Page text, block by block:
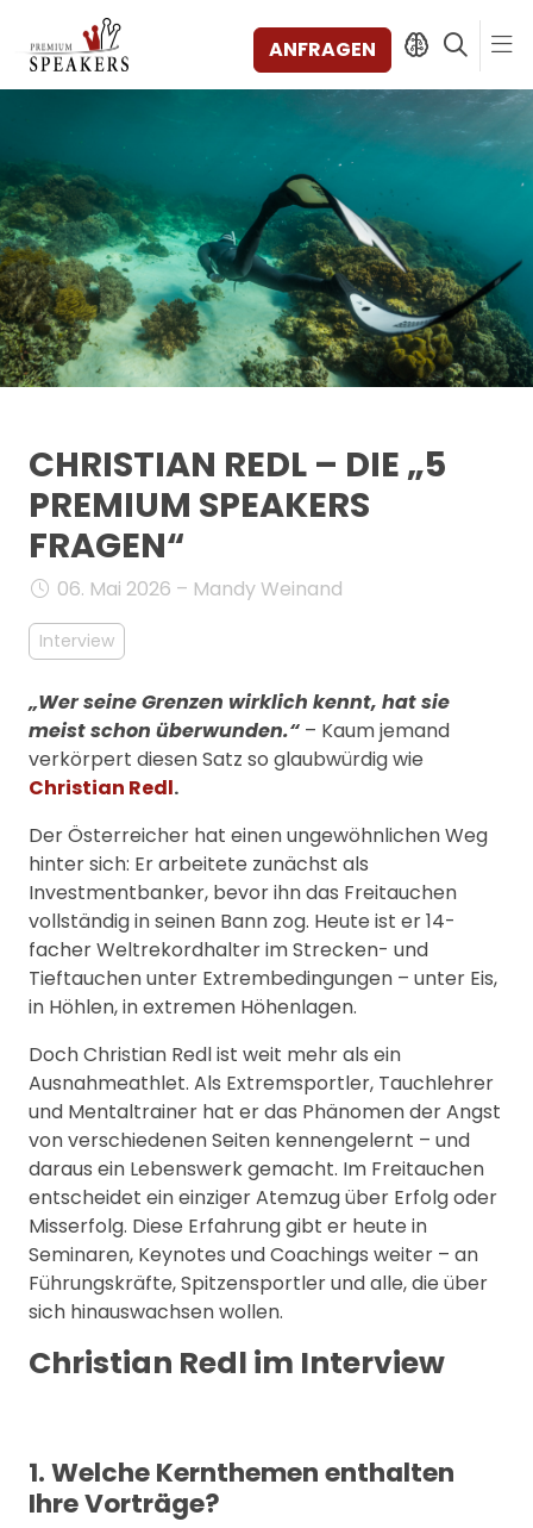
ANFRAGEN
SPEAKERS
THEMEN
ENTDECKEN
SHORTS
VIDEOS
BÜCHER
KATEGORIEN
BACKSTAGE
AGENTUR
KONTAKT & STANDORTE
MANAGEMENT
FAQ
CHRISTIAN REDL – DIE „5
PREMIUM SPEAKERS
FRAGEN“
06. Mai 2026 – Mandy Weinand
Interview
„Wer seine Grenzen wirklich kennt, hat sie
meist schon überwunden.“ – Kaum jemand
verkörpert diesen Satz so glaubwürdig wie
Christian Redl.
Der Österreicher hat einen ungewöhnlichen Weg
hinter sich: Er arbeitete zunächst als
Investmentbanker, bevor ihn das Freitauchen
vollständig in seinen Bann zog. Heute ist er 14-
facher Weltrekordhalter im Strecken- und
Tieftauchen unter Extrembedingungen – unter Eis,
in Höhlen, in extremen Höhenlagen.
Doch Christian Redl ist weit mehr als ein
Ausnahmeathlet. Als Extremsportler, Tauchlehrer
und Mentaltrainer hat er das Phänomen der Angst
von verschiedenen Seiten kennengelernt – und
daraus ein Lebenswerk gemacht. Im Freitauchen
entscheidet ein einziger Atemzug über Erfolg oder
Misserfolg. Diese Erfahrung gibt er heute in
Seminaren, Keynotes und Coachings weiter – an
Führungskräfte, Spitzensportler und alle, die über
sich hinauswachsen wollen.
Christian Redl im Interview
1. Welche Kernthemen enthalten
Ihre Vorträge?